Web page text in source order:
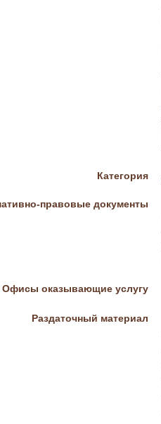
Категория
правовые документы
Офисы оказывающие услугу
Раздаточный материал